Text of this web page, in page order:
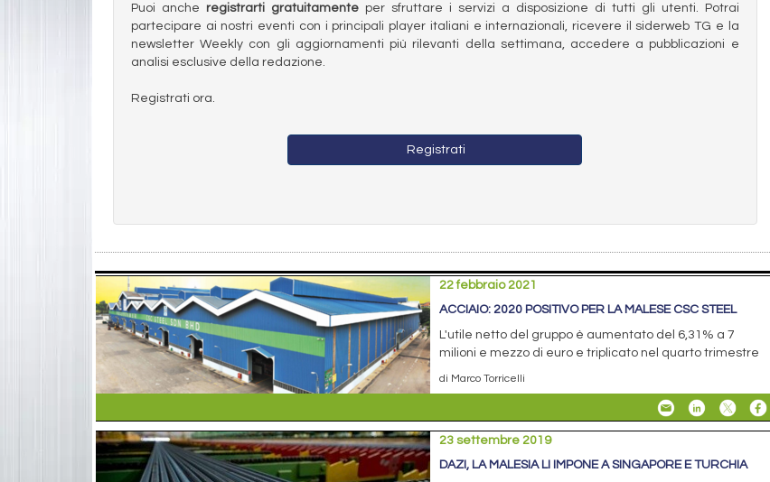
Puoi anche registrarti gratuitamenteper sfruttare i servizi a disposizione di tutti gli utenti. Potrai
partecipare ai nostri eventi con i principali player italiani e internazionali, ricevere il siderweb TG e la
newsletter Weekly con gli aggiornamenti più rilevanti della settimana, accedere a pubblicazioni e
analisi esclusive della redazione.
Registrati ora.
Registrati
22 febbraio 2021
ACCIAIO: 2020 POSITIVO PER LA MALESE CSC STEEL
L'utile netto del gruppo è aumentato del 6,31% a 7
milioni e mezzo di euro e triplicato nel quarto trimestre
di Marco Torricelli
23 settembre 2019
DAZI, LA MALESIA LI IMPONE A SINGAPORE E TURCHIA